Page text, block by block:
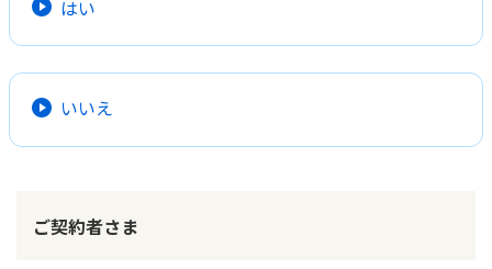
マイページログイン
入院保険金・手術保険金のご請求
保険をご検討中のお客さま
養老保険
法人のお客さま
【まずはご相談ください】企業経営でお悩みの方はこ
ちら
法人のお客さま向け商品一覧
お役立ち情報
はい
いいえ
ご契約者さま